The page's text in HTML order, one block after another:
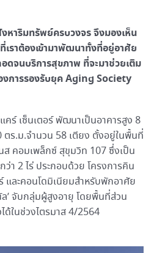
หาริมทรัพย์ครบวงจร จึงมองเห็น
เราต้องเข้ามาพัฒนาทั้งที่อยู่อาศัย
ดจนบริการสุขภาพ ที่จะมาช่วยเติม
การรองรับยุค Aging Society
คร์ เซ็นเตอร์ พัฒนาเป็นอาคารสูง 8
ร.ม.จำนวน 58 เตียง ตั้งอยู่ในพื้นที่
ส คอมเพล็กซ์ สุขุมวิท 107 ซึ่งเป็น
า 2 ไร่ ประกอบด้วย โครงการคิน
และคอนโดมิเนียมสำหรับพักอาศัย
’ จับกลุ่มผู้สูงอายุ โดยพื้นที่ส่วน
ด้ในช่วงไตรมาส 4/2564